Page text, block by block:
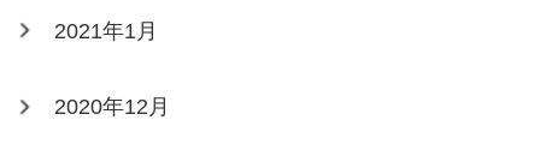
2021年1月
2020年12月